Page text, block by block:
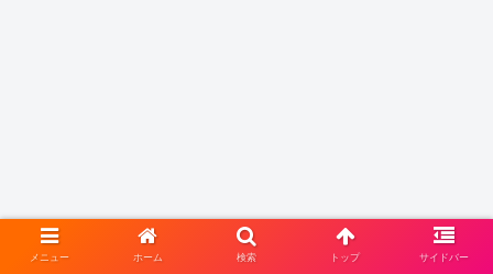
メニュー ホーム 検索 トップ サイドバー